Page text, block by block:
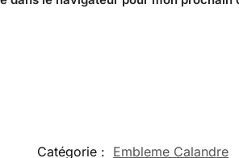
Catégorie : Embleme Calandre​